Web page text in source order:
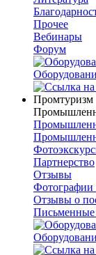
Прочее
Вебинары
Форум
Промтуризм
Партнерство
Отзывы
Фотографии
Отзывы о